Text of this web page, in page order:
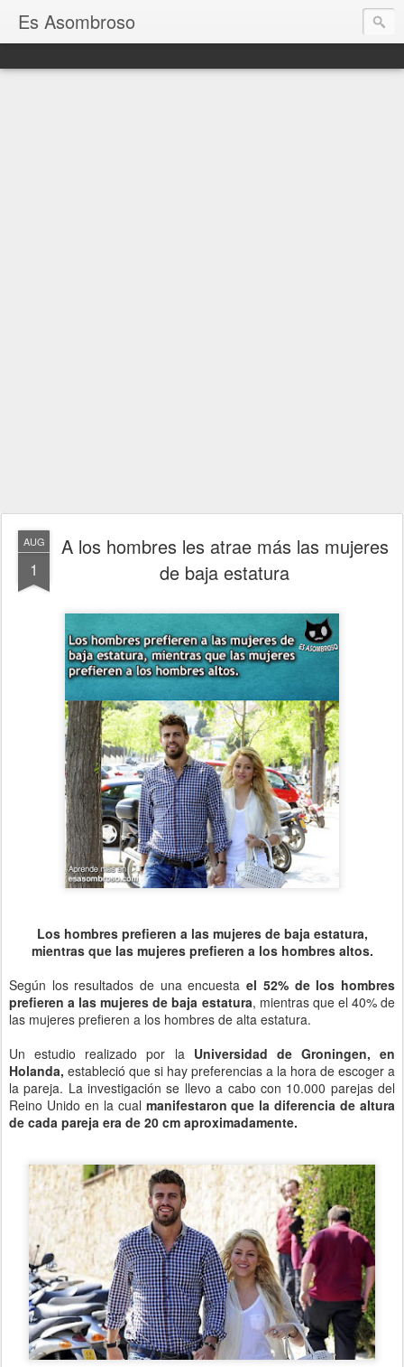
Es Asombroso
AUG
1
A los hombres les atrae más las mujeres
de baja estatura
Los hombres prefieren a las mujeres de baja estatura,
mientras que las mujeres prefieren a los hombres altos.
Según los resultados de una encuestael 52% de los hombres
prefieren a las mujeres de baja estatura, mientras que el 40% de
las mujeres prefieren a los hombres de alta estatura.
Un estudio realizado por la Universidad de Groningen, en
Holanda, estableció que si hay preferencias a la hora de escoger a
la pareja. La investigación se llevo a cabo con 10.000 parejas del
Reino Unido en la cual manifestaron que la diferencia de altura
de cada pareja era de 20 cm aproximadamente.